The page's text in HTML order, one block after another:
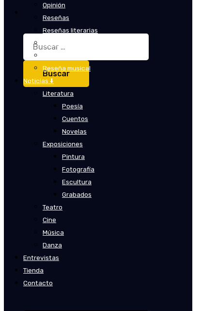
Buscar:
Opinión
Reseñas
Reseñas literarias
Reseña musical
Noticias ⬇️
Literatura
Poesía
Cuentos
Novelas
Exposiciones
Pintura
Fotografía
Escultura
Grabados
Teatro
Cine
Música
Danza
Entrevistas
Tienda
Contacto